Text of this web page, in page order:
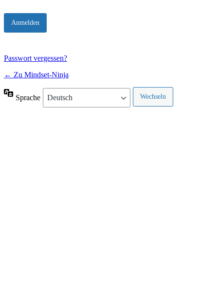
Passwort vergessen?
← Zu Mindset-Ninja
Sprache